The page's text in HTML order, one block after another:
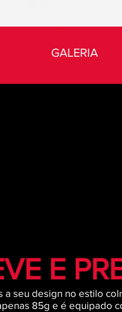
GALERIA
E
a seu design no estilo
85g e é equipado